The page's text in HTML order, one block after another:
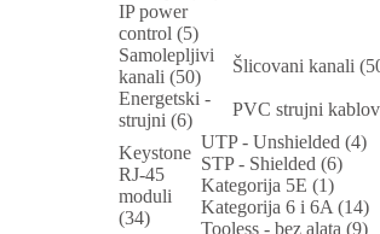
IP power
control (5)
Samolepljivi
kanali (50)
Šlicovani kanali
Energetski -
strujni (6)
PVC strujni
Keystone
RJ-45
moduli
(34)
UTP - Unshielded (4)
STP - Shielded (6)
Kategorija 5E (1)
Kategorija 6 i 6A (14)
Tooless - bez alata (9)